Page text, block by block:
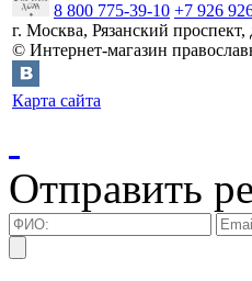
8 800 775-39-10 +7 926
г. Москва, Рязанский проспект,
© Интернет-магазин
Карта сайта
Отправить